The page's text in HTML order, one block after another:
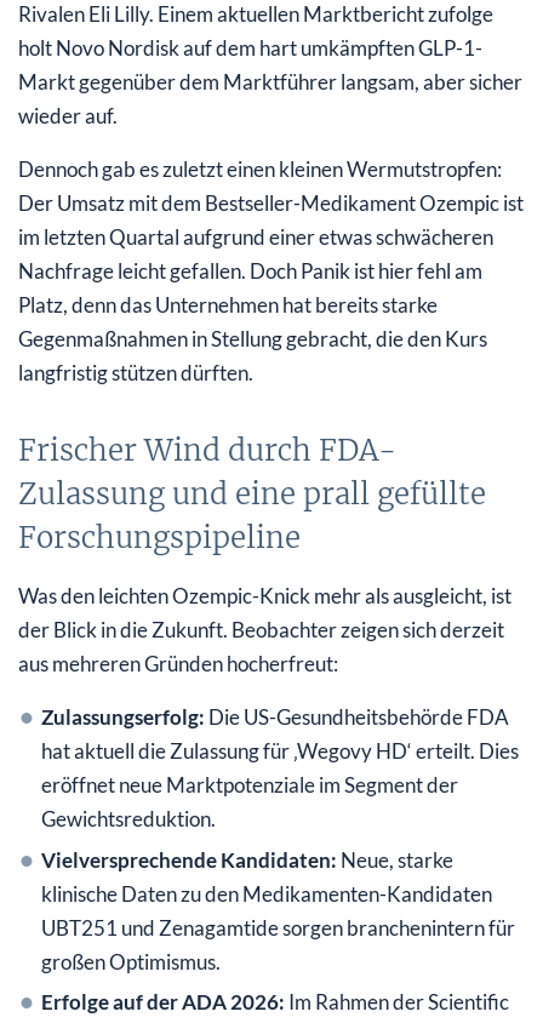
Rivalen Eli Lilly. Einem aktuellen Marktbericht zufolge
holt Novo Nordisk auf dem hart umkämpften GLP-1-
Markt gegenüber dem Marktführer langsam, aber sicher
wieder auf.
Dennoch gab es zuletzt einen kleinen Wermutstropfen:
Der Umsatz mit dem Bestseller-Medikament Ozempic ist
im letzten Quartal aufgrund einer etwas schwächeren
Nachfrage leicht gefallen. Doch Panik ist hier fehl am
Platz, denn das Unternehmen hat bereits starke
Gegenmaßnahmen in Stellung gebracht, die den Kurs
langfristig stützen dürften.
Frischer Wind durch FDA-
Zulassung und eine prall gefüllte
Forschungspipeline
Was den leichten Ozempic-Knick mehr als ausgleicht, ist
der Blick in die Zukunft. Beobachter zeigen sich derzeit
aus mehreren Gründen hocherfreut:
Zulassungserfolg: Die US-Gesundheitsbehörde FDA
hat aktuell die Zulassung für ‚Wegovy HD‘ erteilt. Dies
eröffnet neue Marktpotenziale im Segment der
Gewichtsreduktion.
Vielversprechende Kandidaten: Neue, starke
klinische Daten zu den Medikamenten-Kandidaten
UBT251 und Zenagamtide sorgen branchenintern für
großen Optimismus.
Erfolge auf der ADA 2026: Im Rahmen der Scientific